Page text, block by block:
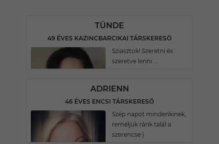
TÜNDE
49 ÉVES KAZINCBARCIKAI TÁRSKERESŐ
Sziasztok! Szeretni és
szeretve lenni.....
ADRIENN
46 ÉVES ENCSI TÁRSKERESŐ
Szép napot mindenkinek,
reméljük ránk talál a
szerencse:)